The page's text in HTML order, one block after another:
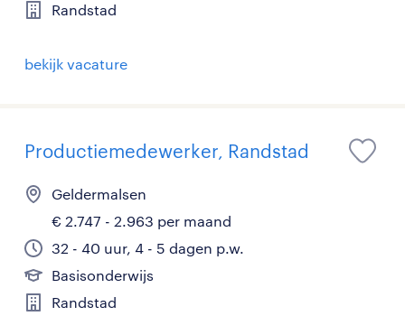
Randstad
bekijk vacature
Productiemedewerker, Randstad
Geldermalsen
€ 2.747 - 2.963 per maand
32 - 40 uur, 4 - 5 dagen p.w.
Basisonderwijs
Randstad